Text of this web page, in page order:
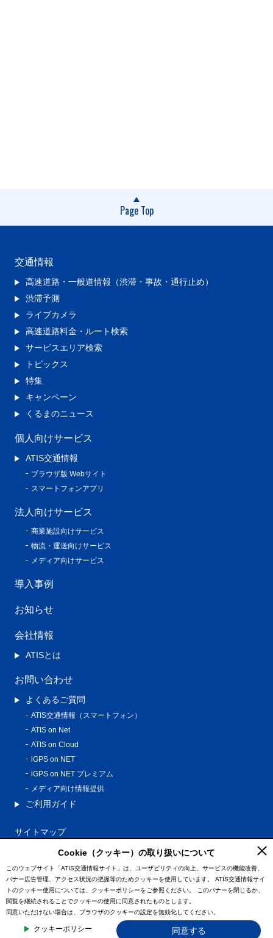
Page Top
交通情報
高速道路・一般道情報（渋滞・事故・通行止め）
渋滞予測
ライブカメラ
高速道路料金・ルート検索
サービスエリア検索
トピックス
特集
キャンペーン
くるまのニュース
個人向けサービス
ATIS交通情報
ブラウザ版 Webサイト
スマートフォンアプリ
法人向けサービス
商業施設向けサービス
物流・運送向けサービス
メディア向けサービス
導入事例
お知らせ
会社情報
ATISとは
お問い合わせ
よくあるご質問
ATIS交通情報（スマートフォン）
ATIS on Net
ATIS on Cloud
iGPS on NET
iGPS on NET プレミアム
メディア向け情報提供
ご利用ガイド
サイトマップ
プライバシーポリシー
利用規約
特定商取引法に基づく表記
情報の外部通信について
© ATIS Co.,Ltd. All Rights Reserved.
Cookie（クッキー）の取り扱いについて
このウェブサイト「ATIS交通情報サイト」は、ユーザビリティの向上、サービスの機能改善、
バナー広告管理、アクセス状況の把握等のためクッキーを使用しています。
ATIS交通情報サイ
トのクッキー使用については、クッキーポリシーをご参照ください。
このバナーを閉じるか、
閲覧を継続されることでクッキーの使用に同意されたものとします。
同意いただけない場合は、ブラウザのクッキーの設定を無効化してください。
クッキーポリシー 同意する